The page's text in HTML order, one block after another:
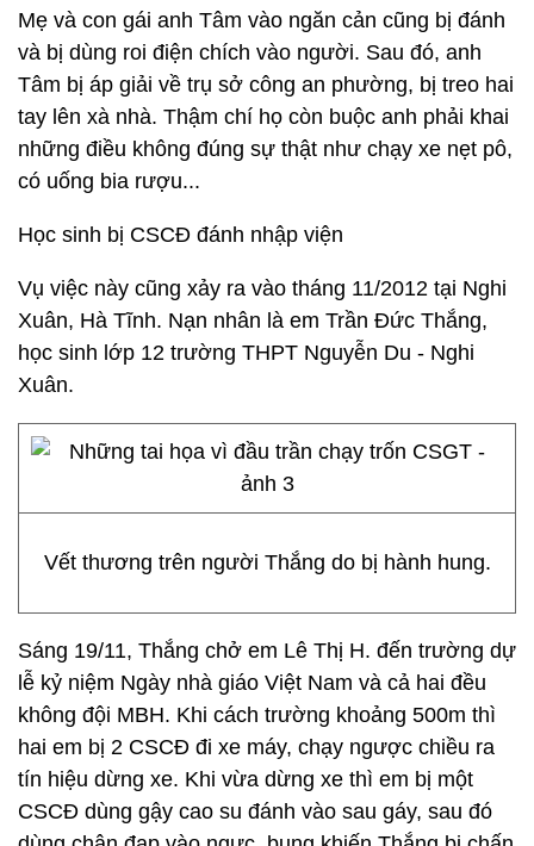
Mẹ và con gái anh Tâm vào ngăn cản cũng bị đánh
và bị dùng roi điện chích vào người. Sau đó, anh
Tâm bị áp giải về trụ sở công an phường, bị treo hai
tay lên xà nhà. Thậm chí họ còn buộc anh phải khai
những điều không đúng sự thật như chạy xe nẹt pô,
có uống bia rượu...
Học sinh bị CSCĐ đánh nhập viện
Vụ việc này cũng xảy ra vào tháng 11/2012 tại Nghi
Xuân, Hà Tĩnh. Nạn nhân là em Trần Đức Thắng,
học sinh lớp 12 trường THPT Nguyễn Du - Nghi
Xuân.
Vết thương trên người Thắng do bị hành hung.
Sáng 19/11, Thắng chở em Lê Thị H. đến trường dự
lễ kỷ niệm Ngày nhà giáo Việt Nam và cả hai đều
không đội MBH. Khi cách trường khoảng 500m thì
hai em bị 2 CSCĐ đi xe máy, chạy ngược chiều ra
tín hiệu dừng xe. Khi vừa dừng xe thì em bị một
CSCĐ dùng gậy cao su đánh vào sau gáy, sau đó